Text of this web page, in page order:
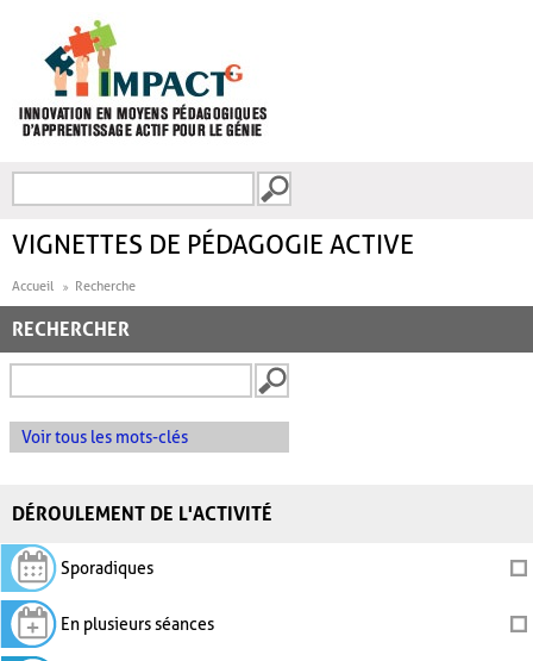
FORMULAIRE DE
VIGNETTES DE PÉDAGOGIE ACTIVE
Accueil Recherche
RECHERCHER
Voir tous les mots-clés
DÉROULEMENT DE L'ACTIVITÉ
Sporadiques
En plusieurs séances